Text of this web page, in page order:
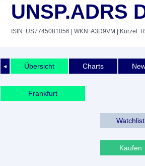
UNSP.ADRS
ISIN: US7745081056 | WKN: A3D9VM | Kürzel:
◄ Übersicht Charts
Frankfurt
Watchlist
Kaufen